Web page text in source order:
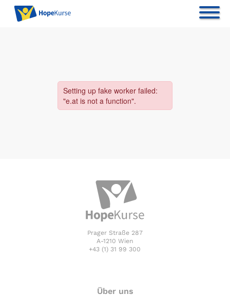
Prager Straße 287
A-1210 Wien
+43 (1) 31 99 300
Über uns